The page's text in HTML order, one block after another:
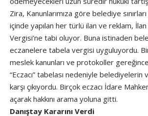
Zira, Kanunlarımıza göre belediye
içinde yapılan her türlü ilan ve reklam,
Vergisi’ne tabi oluyor. Buna istinaden
eczanelere tabela vergisi uyguluyordu.
meslek kanunları ve protokoller
“Eczacı” tabelası nedeniyle
karşı çıkıyordu. Birçok eczacı İdare
açarak hakkını arama yoluna gitti.
Danıştay Kararını Verdi